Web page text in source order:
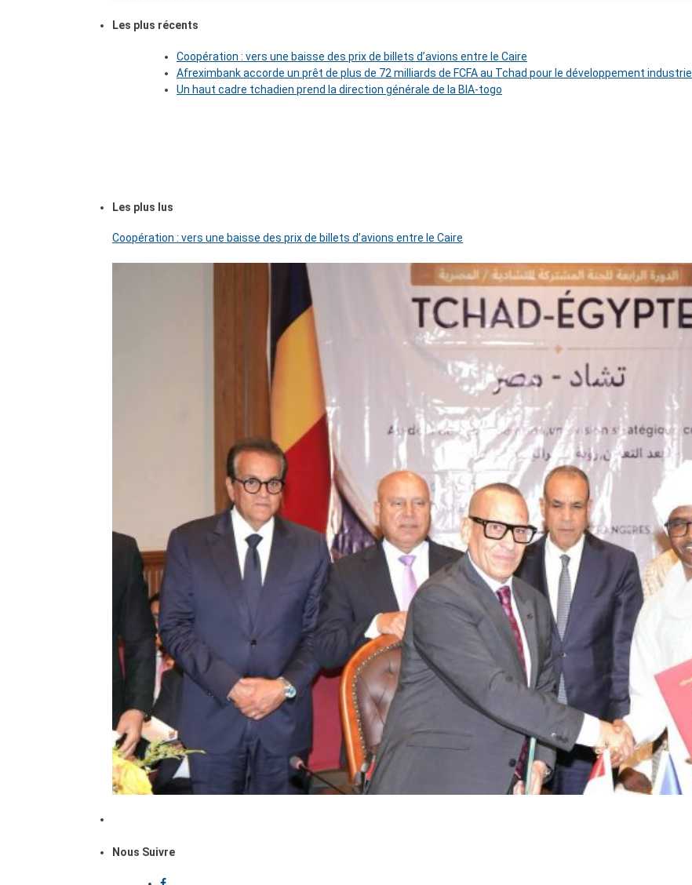
Les plus récents
Coopération : vers une baisse des prix de billets d’avions entre le Caire
Afreximbank accorde un prêt de plus de 72 milliards de FCFA au Tchad pour le développement industriel
Un haut cadre tchadien prend la direction générale de la BIA-togo
Les plus lus
Coopération : vers une baisse des prix de billets d’avions entre le Caire
Nous Suivre